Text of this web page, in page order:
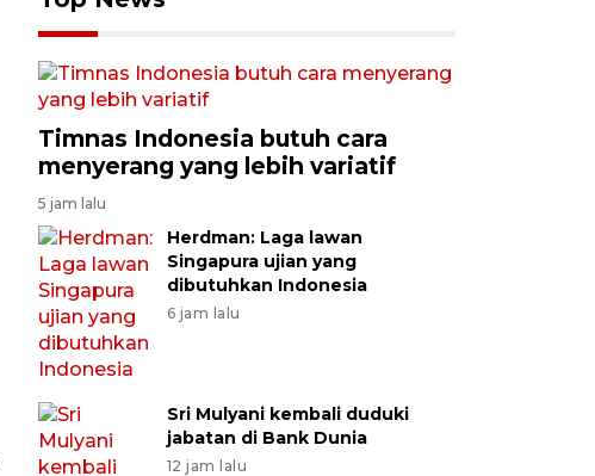
Timnas Indonesia butuh cara
menyerang yang lebih variatif
5 jam lalu
Herdman: Laga lawan
Singapura ujian yang
dibutuhkan Indonesia
6 jam lalu
Sri Mulyani kembali duduki
jabatan di Bank Dunia
12 jam lalu